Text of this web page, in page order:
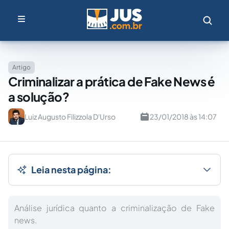
Artigo
Criminalizar a prática de Fake News é
a solução?
Luiz Augusto Filizzola D'Urso 23/01/2018 às 14:07
Leia nesta página:
Análise jurídica quanto a criminalização de Fake
news.